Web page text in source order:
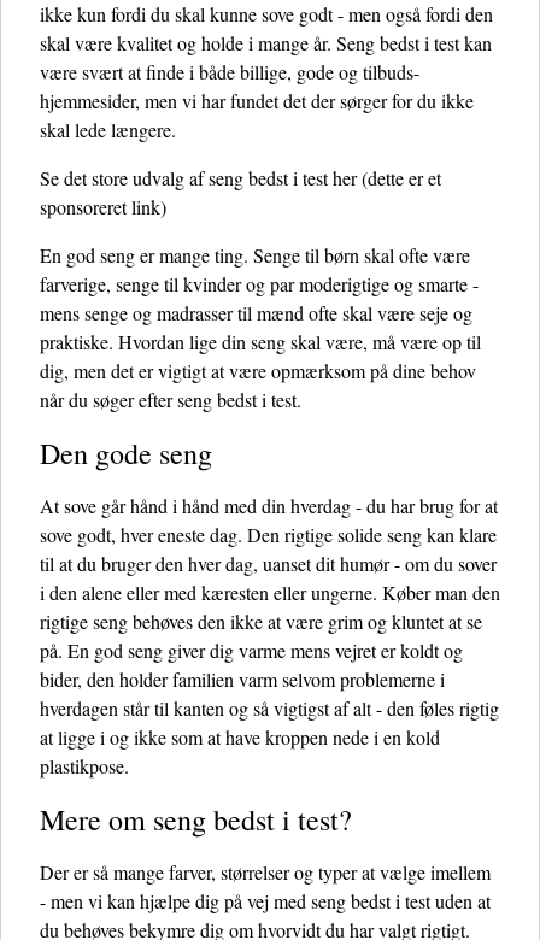
ikke kun fordi du skal kunne sove godt - men også fordi den
skal være kvalitet og holde i mange år. Seng bedst i test kan
være svært at finde i både billige, gode og tilbuds-
hjemmesider, men vi har fundet det der sørger for du ikke
skal lede længere.
Se det store udvalg af seng bedst i test her(dette er et
sponsoreret link)
En god seng er mange ting. Senge til børn skal ofte være
farverige, senge til kvinder og par moderigtige og smarte -
mens senge og madrasser til mænd ofte skal være seje og
praktiske. Hvordan lige din seng skal være, må være op til
dig, men det er vigtigt at være opmærksom på dine behov
når du søger efter seng bedst i test.
Den gode seng
At sove går hånd i hånd med din hverdag - du har brug for at
sove godt, hver eneste dag. Den rigtige solide seng kan klare
til at du bruger den hver dag, uanset dit humør - om du sover
i den alene eller med kæresten eller ungerne. Køber man den
rigtige seng behøves den ikke at være grim og kluntet at se
på. En god seng giver dig varme mens vejret er koldt og
bider, den holder familien varm selvom problemerne i
hverdagen står til kanten og så vigtigst af alt - den føles rigtig
at ligge i og ikke som at have kroppen nede i en kold
plastikpose.
Mere om seng bedst i test?
Der er så mange farver, størrelser og typer at vælge imellem
- men vi kan hjælpe dig på vej med seng bedst i test uden at
du behøves bekymre dig om hvorvidt du har valgt rigtigt.